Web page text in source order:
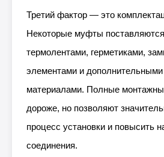
Третий фактор — это
Некоторые муфты
термолентами, герметиками,
элементами и
материалами. Полные
дороже, но позволяют
процесс установки и повысить
соединения.